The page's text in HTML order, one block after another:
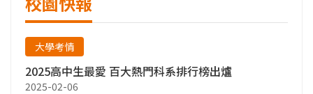
大學考情
2025高中生最愛 百大熱門科系排行榜出爐
2025-02-06